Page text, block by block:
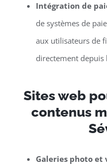
Intégration de
de systèmes de
aux utilisateurs de
directement depuis
Sites web
contenus
Galeries photo et